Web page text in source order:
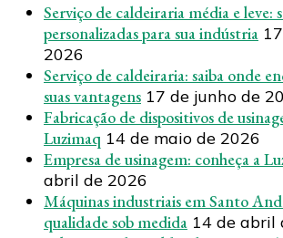
Serviço de caldeiraria média e leve:
personalizadas para sua indústria
2026
Serviço de caldeiraria: saiba onde
suas vantagens 17 de junho de
Fabricação de dispositivos de
Luzimaq 14 de maio de 2026
Empresa de usinagem: conheça a
abril de 2026
Máquinas industriais em Santo
qualidade sob medida 14 de abril